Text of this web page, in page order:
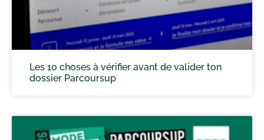
Les 10 choses à vérifier avant de valider ton
dossier Parcoursup